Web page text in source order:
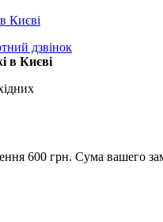
Києві
дзвінок
в Києві
600 грн. Сума вашего